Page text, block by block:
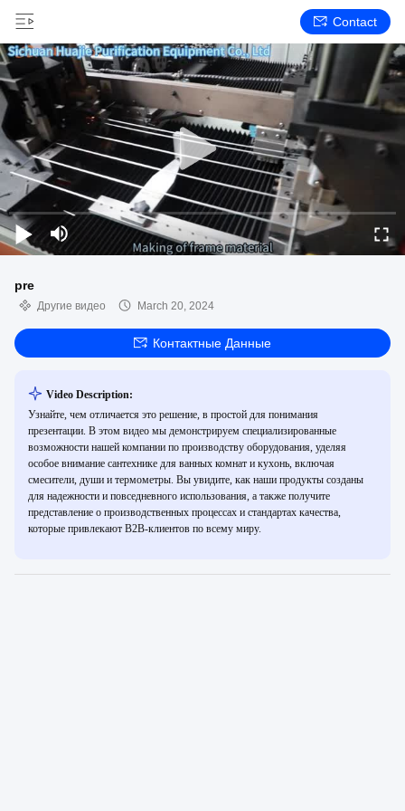
Contact
pre
Другие видео March 20, 2024
Контактные Данные
Video Description:
Узнайте, чем отличается это решение, в простой для понимания
презентации. В этом видео мы демонстрируем специализированные
возможности нашей компании по производству оборудования, уделяя
особое внимание сантехнике для ванных комнат и кухонь, включая
смесители, души и термометры. Вы увидите, как наши продукты созданы
для надежности и повседневного использования, а также получите
представление о производственных процессах и стандартах качества,
которые привлекают B2B-клиентов по всему миру.